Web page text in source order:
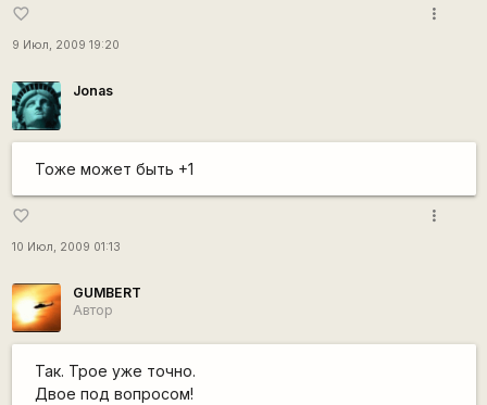
favorite_border
9 Июл, 2009 19:20
more_vert
Jonas
Тоже может быть +1
favorite_border
10 Июл, 2009 01:13
more_vert
GUMBERT
Автор
Так. Трое уже точно.
Двое под вопросом!